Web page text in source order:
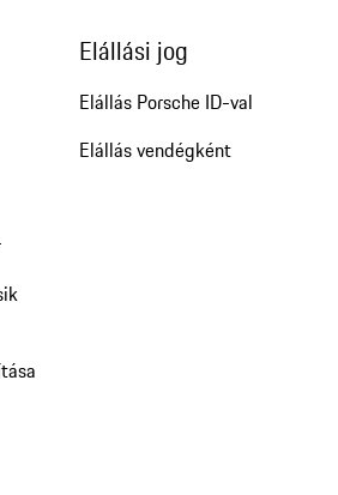
Elállási jog
Elállás Porsche ID-val
Elállás vendégként